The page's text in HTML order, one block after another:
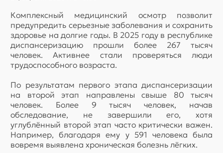
Комплексный медицинский осмотр позволит
предупредить серьезные заболевания и сохранить
здоровье на долгие годы. В 2025 году в республике
диспансеризацию прошли более 267 тысяч
человек. Активнее стали проверяться люди
трудоспособного возраста.
По результатам первого этапа диспансеризации
на второй этап направлены свыше 80 тысяч
человек. Более 9 тысяч человек, начав
обследование, не завершили его, хотя
углублённый второй этап часто критически важен.
Например, благодаря ему у 591 человека была
вовремя выявлена хроническая болезнь лёгких.